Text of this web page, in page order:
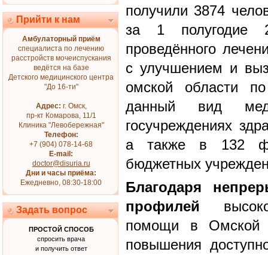
Прийти к нам
Амбулаторный приём
специалиста по лечению
расстройств мочеиспускания
ведётся на базе
Детского медицинского центра
"До 16-ти"
Адрес: г. Омск,
пр-кт Комарова, 11/1
Клиника "Левобережная"
Телефон:
+7 (904) 078-14-68
E-mail:
doctor@disuria.ru
Дни и часы приёма:
Ежедневно, 08:30-18:00
Задать вопрос
ПРОСТОЙ СПОСОБ
спросить врача
и получить ответ
получили 3874
за 1 полугодие
проведённого
с улучшением и
омской области
данный вид
госучреждениях
а также в 132
бюджетных
Благодаря
профилей
помощи в Омской
повышения